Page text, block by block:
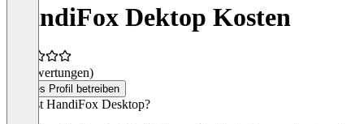
HandiFox Dektop Kosten
(0 Bewertungen)
Dieses Profil betreiben
Was ist HandiFox Desktop?